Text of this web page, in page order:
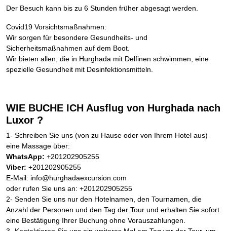
Der Besuch kann bis zu 6 Stunden früher abgesagt werden.
Covid19 Vorsichtsmaßnahmen:
Wir sorgen für besondere Gesundheits- und
Sicherheitsmaßnahmen auf dem Boot.
Wir bieten allen, die in Hurghada mit Delfinen schwimmen, eine
spezielle Gesundheit mit Desinfektionsmitteln.
WIE BUCHE ICH Ausflug von Hurghada nach
Luxor ?
1- Schreiben Sie uns (von zu Hause oder von Ihrem Hotel aus)
eine Massage über:
WhatsApp: +201202905255
Viber: +201202905255
E-Mail: info@hurghadaexcursion.com
oder rufen Sie uns an: +201202905255
2- Senden Sie uns nur den Hotelnamen, den Tournamen, die
Anzahl der Personen und den Tag der Tour und erhalten Sie sofort
eine Bestätigung Ihrer Buchung ohne Vorauszahlungen.